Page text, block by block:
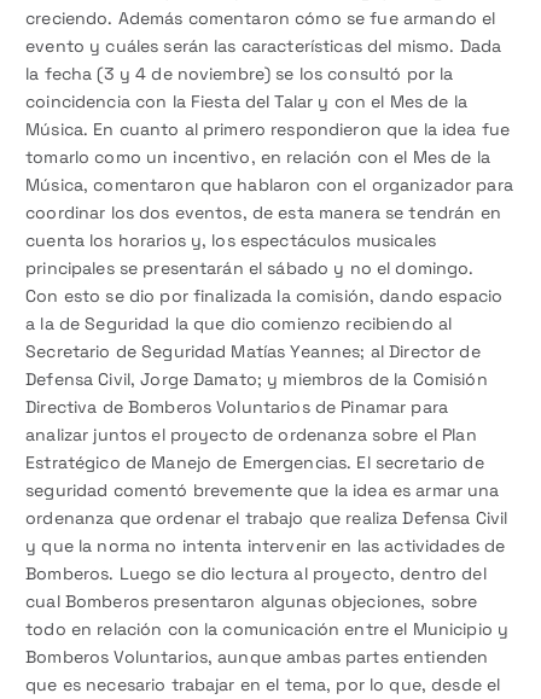
creciendo. Además comentaron cómo se fue armando el
evento y cuáles serán las características del mismo. Dada
la fecha (3 y 4 de noviembre) se los consultó por la
coincidencia con la Fiesta del Talar y con el Mes de la
Música. En cuanto al primero respondieron que la idea fue
tomarlo como un incentivo, en relación con el Mes de la
Música, comentaron que hablaron con el organizador para
coordinar los dos eventos, de esta manera se tendrán en
cuenta los horarios y, los espectáculos musicales
principales se presentarán el sábado y no el domingo.
Con esto se dio por finalizada la comisión, dando espacio
a la de Seguridad la que dio comienzo recibiendo al
Secretario de Seguridad Matías Yeannes; al Director de
Defensa Civil, Jorge Damato; y miembros de la Comisión
Directiva de Bomberos Voluntarios de Pinamar para
analizar juntos el proyecto de ordenanza sobre el Plan
Estratégico de Manejo de Emergencias. El secretario de
seguridad comentó brevemente que la idea es armar una
ordenanza que ordenar el trabajo que realiza Defensa Civil
y que la norma no intenta intervenir en las actividades de
Bomberos. Luego se dio lectura al proyecto, dentro del
cual Bomberos presentaron algunas objeciones, sobre
todo en relación con la comunicación entre el Municipio y
Bomberos Voluntarios, aunque ambas partes entienden
que es necesario trabajar en el tema, por lo que, desde el